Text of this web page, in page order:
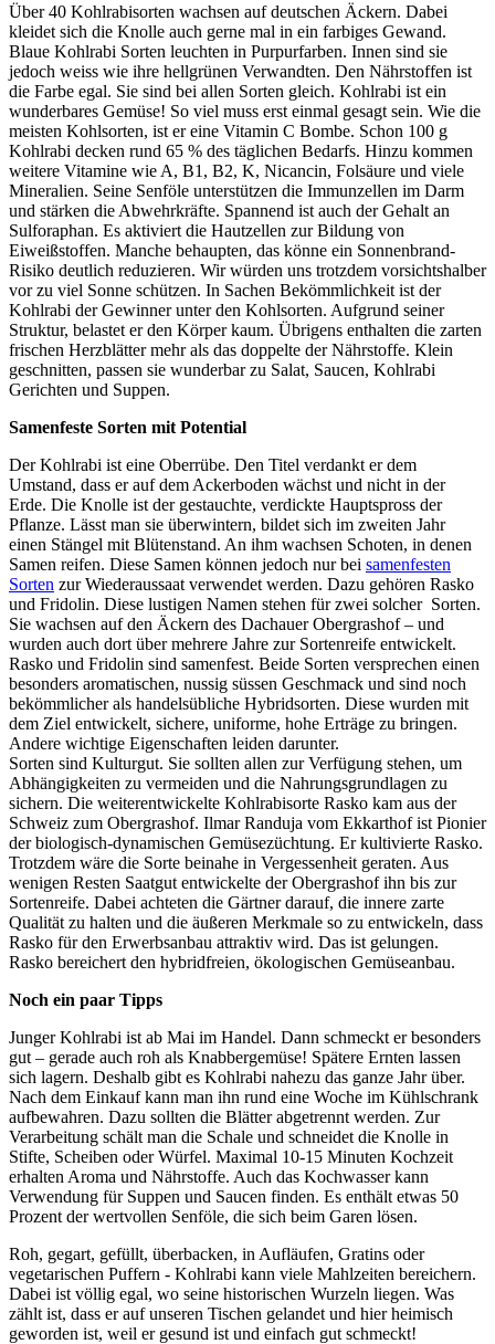
Über 40 Kohlrabisorten wachsen auf deutschen Äckern. Dabei
kleidet sich die Knolle auch gerne mal in ein farbiges Gewand.
Blaue Kohlrabi Sorten leuchten in Purpurfarben. Innen sind sie
jedoch weiss wie ihre hellgrünen Verwandten. Den Nährstoffen ist
die Farbe egal. Sie sind bei allen Sorten gleich. Kohlrabi ist ein
wunderbares Gemüse! So viel muss erst einmal gesagt sein. Wie die
meisten Kohlsorten, ist er eine Vitamin C Bombe. Schon 100 g
Kohlrabi decken rund 65 % des täglichen Bedarfs. Hinzu kommen
weitere Vitamine wie A, B1, B2, K, Nicancin, Folsäure und viele
Mineralien. Seine Senföle unterstützen die Immunzellen im Darm
und stärken die Abwehrkräfte. Spannend ist auch der Gehalt an
Sulforaphan. Es aktiviert die Hautzellen zur Bildung von
Eiweißstoffen. Manche behaupten, das könne ein Sonnenbrand-
Risiko deutlich reduzieren. Wir würden uns trotzdem vorsichtshalber
vor zu viel Sonne schützen. In Sachen Bekömmlichkeit ist der
Kohlrabi der Gewinner unter den Kohlsorten. Aufgrund seiner
Struktur, belastet er den Körper kaum. Übrigens enthalten die zarten
frischen Herzblätter mehr als das doppelte der Nährstoffe. Klein
geschnitten, passen sie wunderbar zu Salat, Saucen, Kohlrabi
Gerichten und Suppen.
Samenfeste Sorten mit Potential
Der Kohlrabi ist eine Oberrübe. Den Titel verdankt er dem
Umstand, dass er auf dem Ackerboden wächst und nicht in der
Erde. Die Knolle ist der gestauchte, verdickte Hauptspross der
Pflanze. Lässt man sie überwintern, bildet sich im zweiten Jahr
einen Stängel mit Blütenstand. An ihm wachsen Schoten, in denen
Samen reifen. Diese Samen können jedoch nur bei samenfesten
Sorten zur Wiederaussaat verwendet werden. Dazu gehören Rasko
und Fridolin. Diese lustigen Namen stehen für zwei solcher Sorten.
Sie wachsen auf den Äckern des Dachauer Obergrashof – und
wurden auch dort über mehrere Jahre zur Sortenreife entwickelt.
Rasko und Fridolin sind samenfest. Beide Sorten versprechen einen
besonders aromatischen, nussig süssen Geschmack und sind noch
bekömmlicher als handelsübliche Hybridsorten. Diese wurden mit
dem Ziel entwickelt, sichere, uniforme, hohe Erträge zu bringen.
Andere wichtige Eigenschaften leiden darunter.
Sorten sind Kulturgut. Sie sollten allen zur Verfügung stehen, um
Abhängigkeiten zu vermeiden und die Nahrungsgrundlagen zu
sichern. Die weiterentwickelte Kohlrabisorte Rasko kam aus der
Schweiz zum Obergrashof. Ilmar Randuja vom Ekkarthof ist Pionier
der biologisch-dynamischen Gemüsezüchtung. Er kultivierte Rasko.
Trotzdem wäre die Sorte beinahe in Vergessenheit geraten. Aus
wenigen Resten Saatgut entwickelte der Obergrashof ihn bis zur
Sortenreife. Dabei achteten die Gärtner darauf, die innere zarte
Qualität zu halten und die äußeren Merkmale so zu entwickeln, dass
Rasko für den Erwerbsanbau attraktiv wird. Das ist gelungen.
Rasko bereichert den hybridfreien, ökologischen Gemüseanbau.
Noch ein paar Tipps
Junger Kohlrabi ist ab Mai im Handel. Dann schmeckt er besonders
gut – gerade auch roh als Knabbergemüse! Spätere Ernten lassen
sich lagern. Deshalb gibt es Kohlrabi nahezu das ganze Jahr über.
Nach dem Einkauf kann man ihn rund eine Woche im Kühlschrank
aufbewahren. Dazu sollten die Blätter abgetrennt werden. Zur
Verarbeitung schält man die Schale und schneidet die Knolle in
Stifte, Scheiben oder Würfel. Maximal 10-15 Minuten Kochzeit
erhalten Aroma und Nährstoffe. Auch das Kochwasser kann
Verwendung für Suppen und Saucen finden. Es enthält etwas 50
Prozent der wertvollen Senföle, die sich beim Garen lösen.
Roh, gegart, gefüllt, überbacken, in Aufläufen, Gratins oder
vegetarischen Puffern - Kohlrabi kann viele Mahlzeiten bereichern.
Dabei ist völlig egal, wo seine historischen Wurzeln liegen. Was
zählt ist, dass er auf unseren Tischen gelandet und hier heimisch
geworden ist, weil er gesund ist und einfach gut schmeckt!